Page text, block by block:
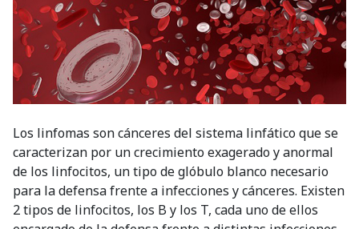
Los linfomas son cánceres del sistema linfático que se
caracterizan por un crecimiento exagerado y anormal
de los linfocitos, un tipo de glóbulo blanco necesario
para la defensa frente a infecciones y cánceres. Existen
2 tipos de linfocitos, los B y los T, cada uno de ellos